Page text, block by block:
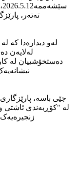
تەتەر،
لەو دیدارەدا کە
لەلایەن
دەستخۆشییان لە
جێی باسە،
لە "کۆڕبەندی ئاشتی